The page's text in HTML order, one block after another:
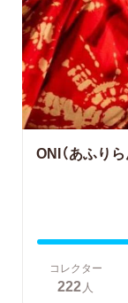
ONI（あふり
コレクター
222 人